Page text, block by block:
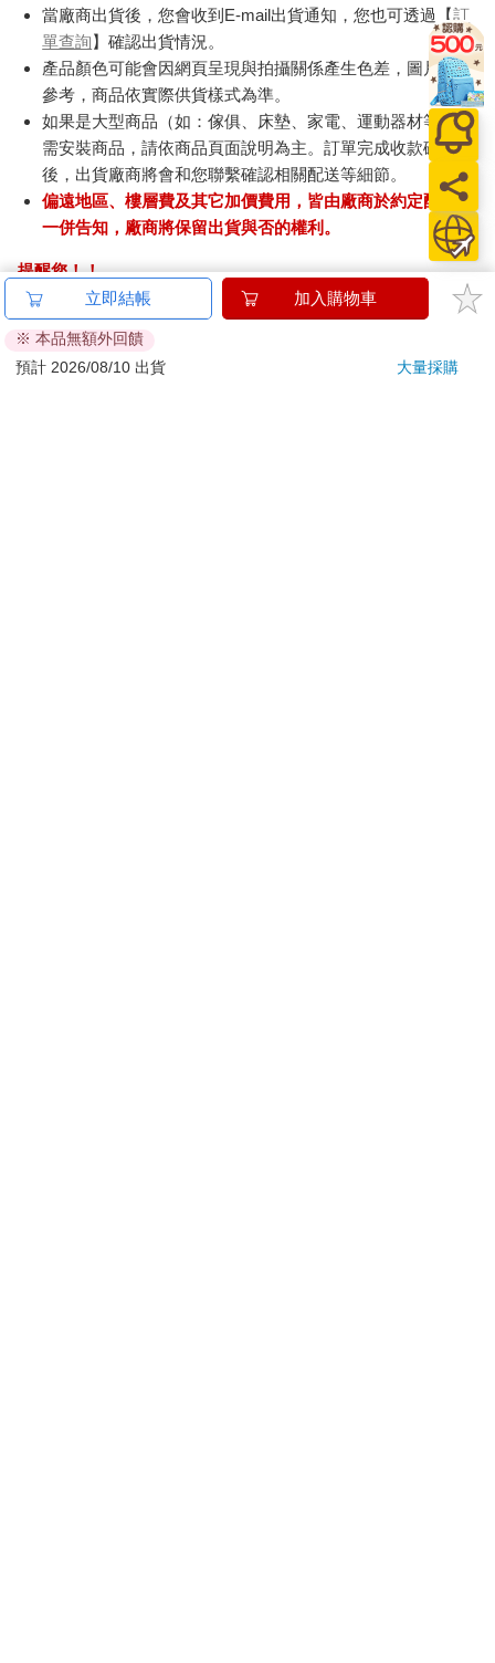
當廠商出貨後，您會收到E-mail出貨通知，您也可透過【訂
單查詢】確認出貨情況。
產品顏色可能會因網頁呈現與拍攝關係產生色差，圖片僅供
參考，商品依實際供貨樣式為準。
如果是大型商品（如：傢俱、床墊、家電、運動器材等）及
需安裝商品，請依商品頁面說明為主。訂單完成收款確認
後，出貨廠商將會和您聯繫確認相關配送等細節。
偏遠地區、樓層費及其它加價費用，皆由廠商於約定配送時
一併告知，廠商將保留出貨與否的權利。
提醒您！！
金石堂及銀行均不會請您操作ATM! 如接獲電話要求您前往
ATM提款機，請不要聽從指示，以免受騙上當！
退換貨須知：
立即結帳 加入購物車
※ 本品無額外回饋
預計 2026/08/10 出貨
大量採購